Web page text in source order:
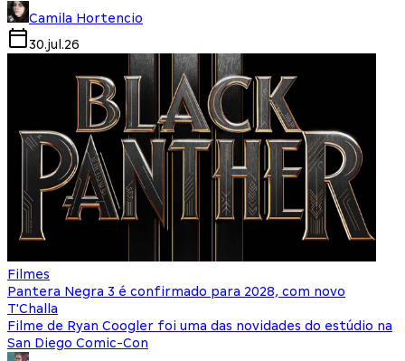
Camila Hortencio
30.jul.26
Filmes
Pantera Negra 3 é confirmado para 2028, com novo
T'Challa
Filme de Ryan Coogler foi uma das novidades do estúdio na
San Diego Comic-Con